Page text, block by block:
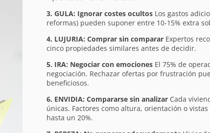
3. GULA: Ignorar costes ocultosLos gastos
reformas) pueden suponer entre 10-15% extra
4. LUJURIA: Comprar sin compararExpertos
cinco propiedades similares antes de decidir.
5. IRA: Negociar con emocionesEl 75% de
negociación. Rechazar ofertas por frustración
beneficiosos.
6. ENVIDIA: Compararse sin analizarCada
únicas. Factores como altura, orientación o
hasta un 20%.